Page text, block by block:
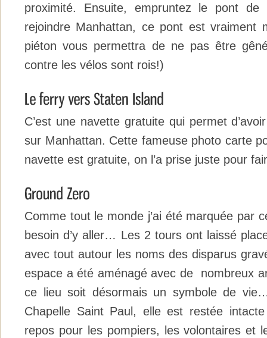
proximité. Ensuite, empruntez le pont
rejoindre Manhattan, ce pont est vraiment
piéton vous permettra de ne pas être
contre les vélos sont rois!)
C’est une navette gratuite qui permet
sur Manhattan. Cette fameuse photo carte
navette est gratuite, on l’a prise juste pour
Comme tout le monde j’ai été marquée par
besoin d’y aller… Les 2 tours ont laissé
avec tout autour les noms des disparus
espace a été aménagé avec de nombreux
ce lieu soit désormais un symbole de
Chapelle Saint Paul, elle est restée
repos pour les pompiers, les volontaires et